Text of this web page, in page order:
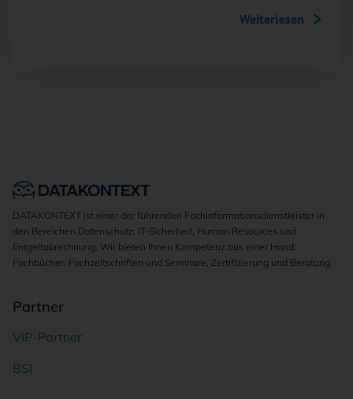
Weiterlesen
DATAKONTEXT ist einer der führenden Fachinformationsdienstleister in
den Bereichen Datenschutz, IT-Sicherheit, Human Resources und
Entgeltabrechnung. Wir bieten Ihnen Kompetenz aus einer Hand:
Fachbücher, Fachzeitschriften und Seminare, Zertifizierung und Beratung.
Partner
VIP-Partner
BSI